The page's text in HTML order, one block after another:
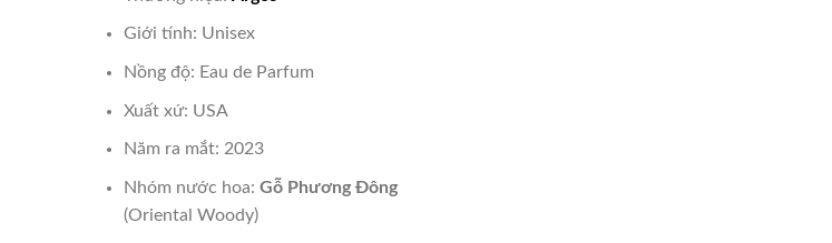
là:
₫5,500,000.
Giới tính: Unisex
Nồng độ: Eau de Parfum
Xuất xứ: USA
Năm ra mắt: 2023
Nhóm nước hoa: Gỗ Phương Đông
(Oriental Woody)